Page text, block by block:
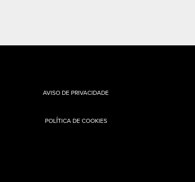
AVISO DE PRIVACIDADE
POLÍTICA DE COOKIES